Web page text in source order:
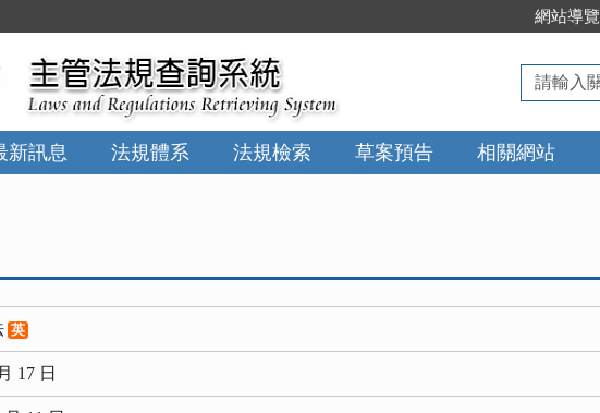
網站導覽
請
輸
入
關
鍵
新訊息 法規體系 法規檢索 草案預告 相關網站
英
17 日